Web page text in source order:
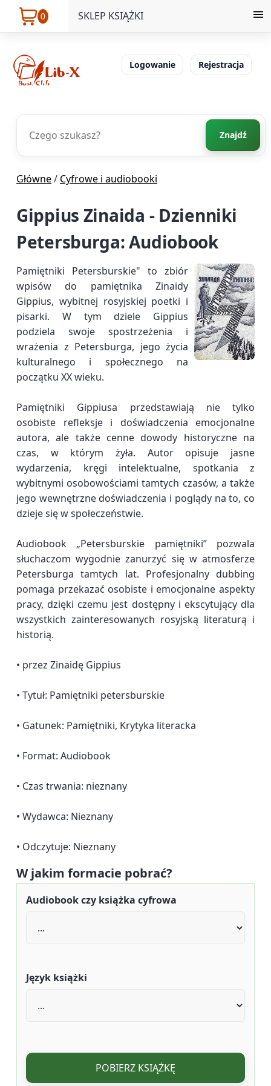
0 SKLEP KSIĄŻKI
Logowanie Rejestracja
Znajdź
Główne/ Cyfrowe i audiobooki
Gippius Zinaida - Dzienniki
Petersburga: Audiobook
Pamiętniki Petersburskie" to zbiór
wpisów do pamiętnika Zinaidy
Gippius, wybitnej rosyjskiej poetki i
pisarki. W tym dziele Gippius
podziela swoje spostrzeżenia i
wrażenia z Petersburga, jego życia
kulturalnego i społecznego na
początku XX wieku.
Pamiętniki Gippiusa przedstawiają nie tylko
osobiste refleksje i doświadczenia emocjonalne
autora, ale także cenne dowody historyczne na
czas, w którym żyła. Autor opisuje jasne
wydarzenia, kręgi intelektualne, spotkania z
wybitnymi osobowościami tamtych czasów, a także
jego wewnętrzne doświadczenia i poglądy na to, co
dzieje się w społeczeństwie.
Audiobook „Petersburskie pamiętniki” pozwala
słuchaczom wygodnie zanurzyć się w atmosferze
Petersburga tamtych lat. Profesjonalny dubbing
pomaga przekazać osobiste i emocjonalne aspekty
pracy, dzięki czemu jest dostępny i ekscytujący dla
wszystkich zainteresowanych rosyjską literaturą i
historią.
• przez Zinaidę Gippius
• Tytuł: Pamiętniki petersburskie
• Gatunek: Pamiętniki, Krytyka literacka
• Format: Audiobook
• Czas trwania: nieznany
• Wydawca: Nieznany
• Odczytuje: Nieznany
W jakim formacie pobrać?
Audiobook czy książka cyfrowa
Język książki
POBIERZ KSIĄŻKĘ